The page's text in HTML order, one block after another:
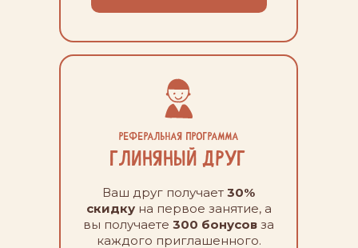
Реферальная программа
Ваш друг получает 30%
скидкуна первое занятие, а
вы получаете 300 бонусов за
каждого приглашенного.
Глиняный друг
Все подробности вы можете узнать у
нашего администратора по телефону:
+7 (978) 298-34-54
Или оставить заявку и мы сами вам